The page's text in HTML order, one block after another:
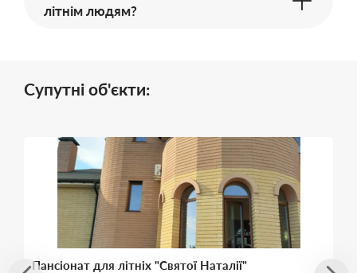
літнім людям?
Супутні об'єкти:
Пансіонат для літніх "Святої Наталії"